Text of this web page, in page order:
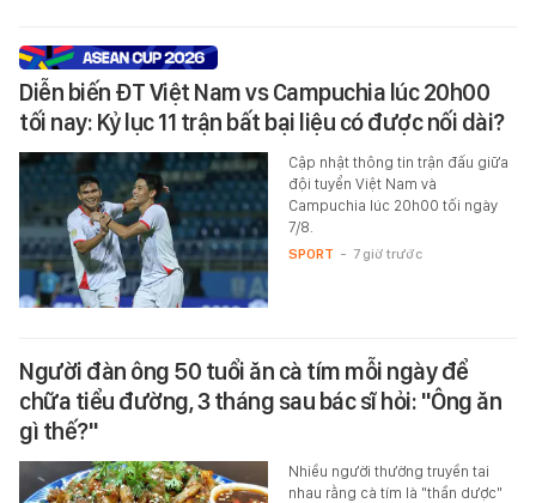
Diễn biến ĐT Việt Nam vs Campuchia lúc 20h00
tối nay: Kỷ lục 11 trận bất bại liệu có được nối dài?
Cập nhật thông tin trận đấu giữa
đội tuyển Việt Nam và
Campuchia lúc 20h00 tối ngày
7/8.
SPORT - 7 giờ trước
Người đàn ông 50 tuổi ăn cà tím mỗi ngày để
chữa tiểu đường, 3 tháng sau bác sĩ hỏi: "Ông ăn
gì thế?"
Nhiều người thường truyền tai
nhau rằng cà tím là "thần dược"